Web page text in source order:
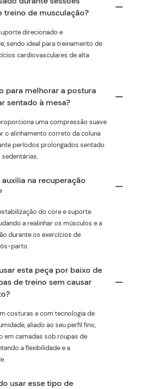
treino de musculação?
direcionado e
sendo ideal para treinamento de
cardiovasculares de alta
para melhorar a postura
sentado à mesa?
uma compressão suave
o alinhamento correto da coluna
períodos prolongados sentado
na recuperação
do core e suporte
a realinhar os músculos e a
durante os exercícios de
parto.
esta peça por baixo de
de treino sem causar
costuras e com tecnologia de
aliado ao seu perfil fino,
em camadas sob roupas de
a flexibilidade e a
usar esse tipo de